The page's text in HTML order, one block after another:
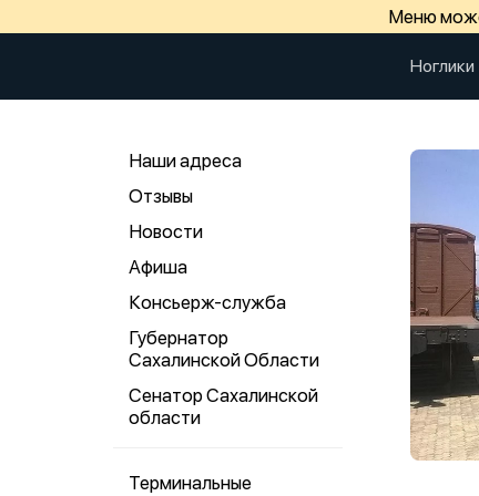
Меню
Ноглики
Наши адреса
Отзывы
Новости
Афиша
Консьерж-служба
Губернатор
Сахалинской Области
Сенатор Сахалинской
области
Терминальные